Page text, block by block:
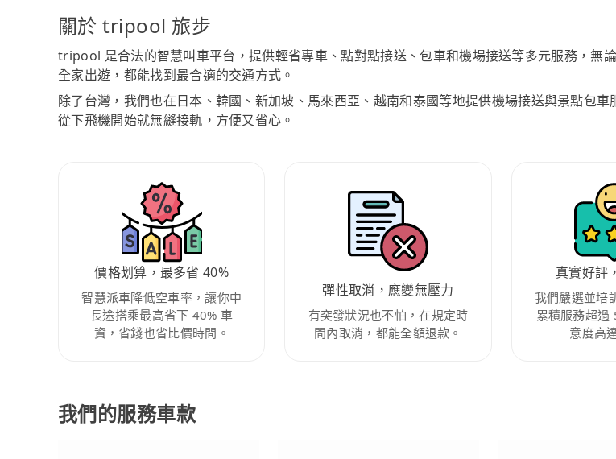
關於 tripool 旅步
tripool 是合法的智慧叫車平台，提供輕省專車、點對點接送、包車和機場接送等多元服務，無
全家出遊，都能找到最合適的交通方式。
除了台灣，我們也在日本、韓國、新加坡、馬來西亞、越南和泰國等地提供機場接送與景點包車
從下飛機開始就無縫接軌，方便又省心。
價格划算，最多省 40%
智慧派車降低空車率，讓你中
長途搭乘最高省下 40% 車
資，省錢也省比價時間。
彈性取消，應變無壓力
有突發狀況也不怕，在規定時
間內取消，都能全額退款。
真實好評
我們嚴選並培
累積服務超過
意度高
我們的服務車款